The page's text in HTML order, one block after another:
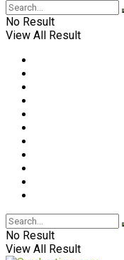
No Result
View All Result
No Result
View All Result